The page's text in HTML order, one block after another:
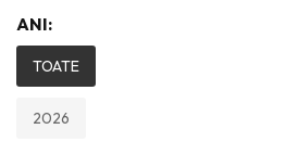
ANI:
TOATE
2026